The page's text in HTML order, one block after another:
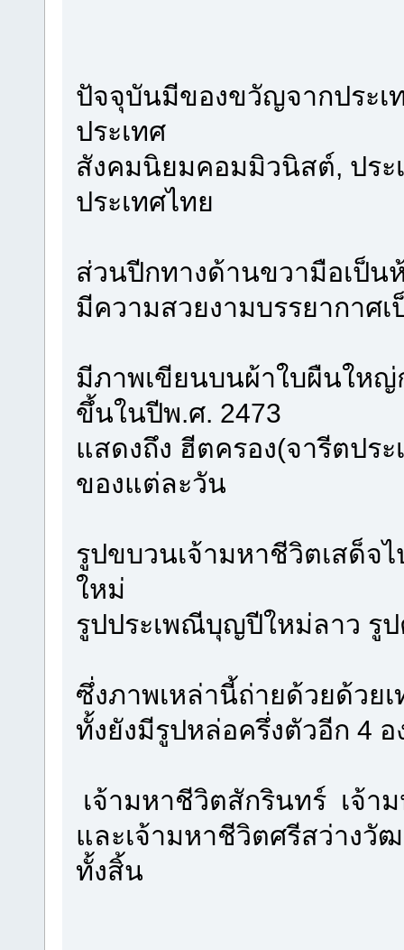
ปัจจุบันมีของขวัญจากประเ
ประเทศ
สังคมนิยมคอมมิวนิสต์, ประ
ประเทศไทย
ส่วนปีกทางด้านขวามือเป็น
มีความสวยงามบรรยากาศ
มีภาพเขียนบนผ้าใบผืนใหญ่
ขึ้นในปีพ.ศ. 2473
แสดงถึง ฮีตครอง(จารีตปร
ของแต่ละวัน
รูปขบวนเจ้ามหาชีวิตเสด็จ
ใหม่
รูปประเพณีบุญปีใหม่ลาว รู
ซึ่งภาพเหล่านี้ถ่ายด้วยด้วย
ทั้งยังมีรูปหล่อครึ่งตัวอีก 4
เจ้ามหาชีวิตสักรินทร์ เจ้า
และเจ้ามหาชีวิตศรีสว่างวั
ทั้งสิ้น